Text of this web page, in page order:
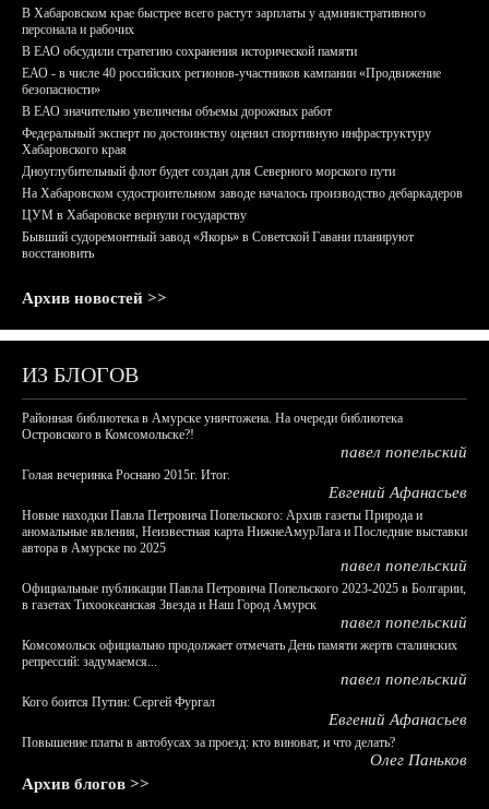
В Хабаровском крае быстрее всего растут зарплаты у административного
персонала и рабочих
В ЕАО обсудили стратегию сохранения исторической памяти
ЕАО - в числе 40 российских регионов-участников кампании «Продвижение
безопасности»
В ЕАО значительно увеличены объемы дорожных работ
Федеральный эксперт по достоинству оценил спортивную инфраструктуру
Хабаровского края
Дноуглубительный флот будет создан для Северного морского пути
На Хабаровском судостроительном заводе началось производство дебаркадеров
ЦУМ в Хабаровске вернули государству
Бывший судоремонтный завод «Якорь» в Советской Гавани планируют
восстановить
Архив новостей >>
ИЗ БЛОГОВ
Районная библиотека в Амурске уничтожена. На очереди библиотека
Островского в Комсомольске?!
павел попельский
Голая вечеринка Роснано 2015г. Итог.
Евгений Афанасьев
Новые находки Павла Петровича Попельского: Архив газеты Природа и
аномальные явления, Неизвестная карта НижнеАмурЛага и Последние выставки
автора в Амурске по 2025
павел попельский
Официальные публикации Павла Петровича Попельского 2023-2025 в Болгарии,
в газетах Тихоокеанская Звезда и Наш Город Амурск
павел попельский
Комсомольск официально продолжает отмечать День памяти жертв сталинских
репрессий: задумаемся...
павел попельский
Кого боится Путин: Сергей Фургал
Евгений Афанасьев
Повышение платы в автобусах за проезд: кто виноват, и что делать?
Олег Паньков
Архив блогов >>